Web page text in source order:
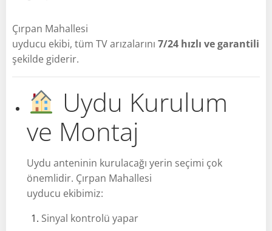
Çırpan Mahallesi
uyducu ekibi, tüm TV arızalarını 7/24 hızlı ve garantili
şekilde giderir.
Uydu Kurulum
ve Montaj
Uydu anteninin kurulacağı yerin seçimi çok
önemlidir. Çırpan Mahallesi
uyducu ekibimiz:
Sinyal kontrolü yapar